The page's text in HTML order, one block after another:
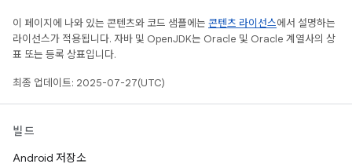
이 페이지에 나와 있는 콘텐츠와 코드 샘플에는 콘텐츠 라이선스에서 설명하는
라이선스가 적용됩니다. 자바 및 OpenJDK는 Oracle 및 Oracle 계열사의 상
표 또는 등록 상표입니다.
최종 업데이트: 2025-07-27(UTC)
빌드
Android 저장소